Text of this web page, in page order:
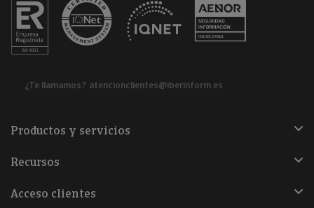
¿Te llamamos? atencionclientes@iberinform.es
Productos y servicios
Recursos
Acceso clientes